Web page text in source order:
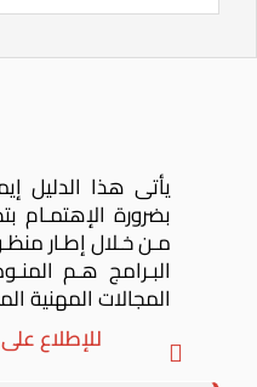
يأتى هذا الدليل
بضرورة الإهتمـام
مـن خـلال إطـار
البـرامج هـم
المجالات المهنية
للإطلاع